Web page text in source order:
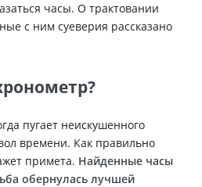
часы. О трактовании
с ним суеверия рассказано
пугает неискушенного
времени. Как правильно
примета. Найденные часы
обернулась лучшей